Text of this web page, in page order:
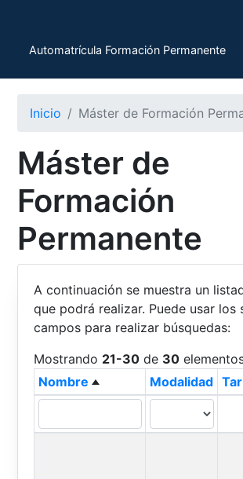
Automatrícula Formación Permanente
Inicio Máster de Formación
Máster de
Formación
Permanente
A continuación se muestra un
que podrá realizar. Puede usar los
campos para realizar búsquedas:
Mostrando 21-30 de 30
Nombre
Modalidad